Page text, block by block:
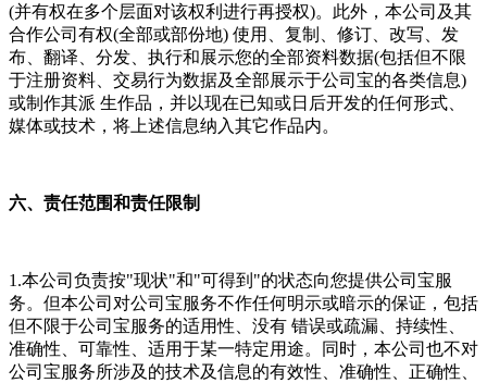
(并有权在多个层面对该权利进行再授权)。此外，本公司及其
合作公司有权(全部或部份地) 使用、复制、修订、改写、发
布、翻译、分发、执行和展示您的全部资料数据(包括但不限
于注册资料、交易行为数据及全部展示于公司宝的各类信息)
或制作其派 生作品，并以现在已知或日后开发的任何形式、
媒体或技术，将上述信息纳入其它作品内。
六、责任范围和责任限制
1.本公司负责按"现状"和"可得到"的状态向您提供公司宝服
务。但本公司对公司宝服务不作任何明示或暗示的保证，包括
但不限于公司宝服务的适用性、没有 错误或疏漏、持续性、
准确性、可靠性、适用于某一特定用途。同时，本公司也不对
公司宝服务所涉及的技术及信息的有效性、准确性、正确性、